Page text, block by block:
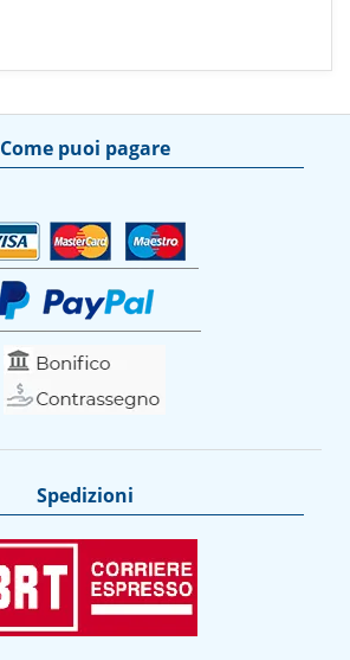
Come puoi pagare
Spedizioni